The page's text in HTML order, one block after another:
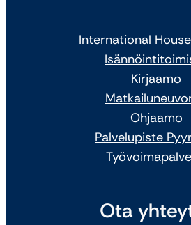
International
Kirjaamo
Ohjaamo
Palvelupiste
Ota